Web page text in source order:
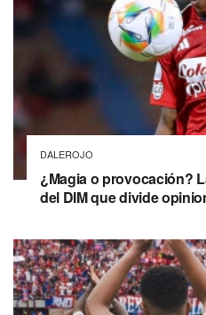
DALEROJO
¿Magia o provocación?
del DIM que divide